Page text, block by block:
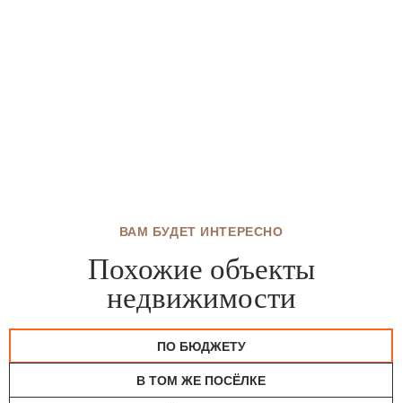
ВАМ БУДЕТ ИНТЕРЕСНО
Похожие объекты
недвижимости
ПО БЮДЖЕТУ
В ТОМ ЖЕ ПОСЁЛКЕ